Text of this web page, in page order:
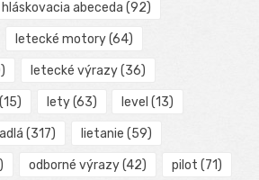
hláskovacia abeceda (92)
letecké motory(64)
letecké výrazy(36)
(15) lety(63) level (13)
(317) lietanie (59)
odborné výrazy(42) pilot (71)